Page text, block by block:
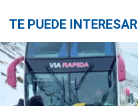
TE PUEDE INTERESAR